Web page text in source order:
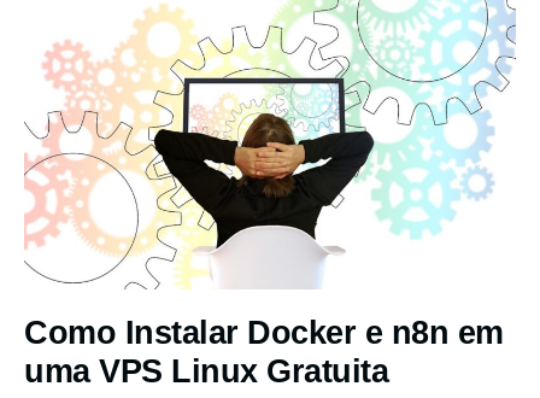
Como Instalar Docker e n8n em
uma VPS Linux Gratuita